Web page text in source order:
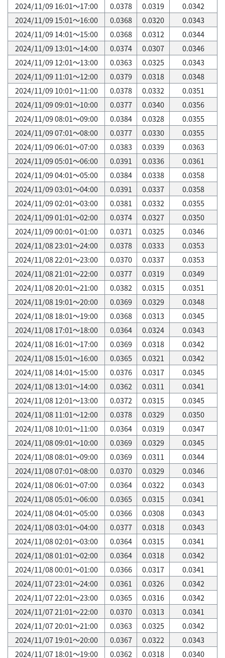
2024/11/09 16:01～17:00
0.0378 0.0319
0.0342
2024/11/09 15:01～16:00
0.0368 0.0320
0.0343
2024/11/09 14:01～15:00
0.0368 0.0312
0.0344
2024/11/09 13:01～14:00
0.0374 0.0307
0.0346
2024/11/09 12:01～13:00
0.0363 0.0325
0.0343
2024/11/09 11:01～12:00
0.0379 0.0318
0.0348
2024/11/09 10:01～11:00
0.0378 0.0332
0.0351
2024/11/09 09:01～10:00
0.0377 0.0340
0.0356
2024/11/09 08:01～09:00
0.0384 0.0328
0.0355
2024/11/09 07:01～08:00
0.0377 0.0330
0.0355
2024/11/09 06:01～07:00
0.0383 0.0339
0.0363
2024/11/09 05:01～06:00
0.0391 0.0336
0.0361
2024/11/09 04:01～05:00
0.0384 0.0338
0.0358
2024/11/09 03:01～04:00
0.0391 0.0337
0.0358
2024/11/09 02:01～03:00
0.0381 0.0332
0.0355
2024/11/09 01:01～02:00
0.0374 0.0327
0.0350
2024/11/09 00:01～01:00
0.0371 0.0325
0.0346
2024/11/08 23:01～24:00
0.0378 0.0333
0.0353
2024/11/08 22:01～23:00
0.0370 0.0337
0.0353
2024/11/08 21:01～22:00
0.0377 0.0319
0.0349
2024/11/08 20:01～21:00
0.0382 0.0315
0.0351
2024/11/08 19:01～20:00
0.0369 0.0329
0.0348
2024/11/08 18:01～19:00
0.0368 0.0313
0.0345
2024/11/08 17:01～18:00
0.0364 0.0324
0.0343
2024/11/08 16:01～17:00
0.0369 0.0318
0.0342
2024/11/08 15:01～16:00
0.0365 0.0321
0.0342
2024/11/08 14:01～15:00
0.0376 0.0317
0.0345
2024/11/08 13:01～14:00
0.0362 0.0311
0.0341
2024/11/08 12:01～13:00
0.0372 0.0315
0.0345
2024/11/08 11:01～12:00
0.0378 0.0329
0.0350
2024/11/08 10:01～11:00
0.0364 0.0319
0.0347
2024/11/08 09:01～10:00
0.0369 0.0329
0.0345
2024/11/08 08:01～09:00
0.0369 0.0311
0.0344
2024/11/08 07:01～08:00
0.0370 0.0329
0.0346
2024/11/08 06:01～07:00
0.0364 0.0322
0.0343
2024/11/08 05:01～06:00
0.0365 0.0315
0.0341
2024/11/08 04:01～05:00
0.0366 0.0308
0.0343
2024/11/08 03:01～04:00
0.0377 0.0318
0.0343
2024/11/08 02:01～03:00
0.0364 0.0315
0.0341
2024/11/08 01:01～02:00
0.0364 0.0318
0.0342
2024/11/08 00:01～01:00
0.0366 0.0317
0.0341
2024/11/07 23:01～24:00
0.0361 0.0326
0.0342
2024/11/07 22:01～23:00
0.0365 0.0316
0.0342
2024/11/07 21:01～22:00
0.0370 0.0313
0.0341
2024/11/07 20:01～21:00
0.0363 0.0325
0.0342
2024/11/07 19:01～20:00
0.0367 0.0322
0.0343
2024/11/07 18:01～19:00
0.0362 0.0318 0.0340